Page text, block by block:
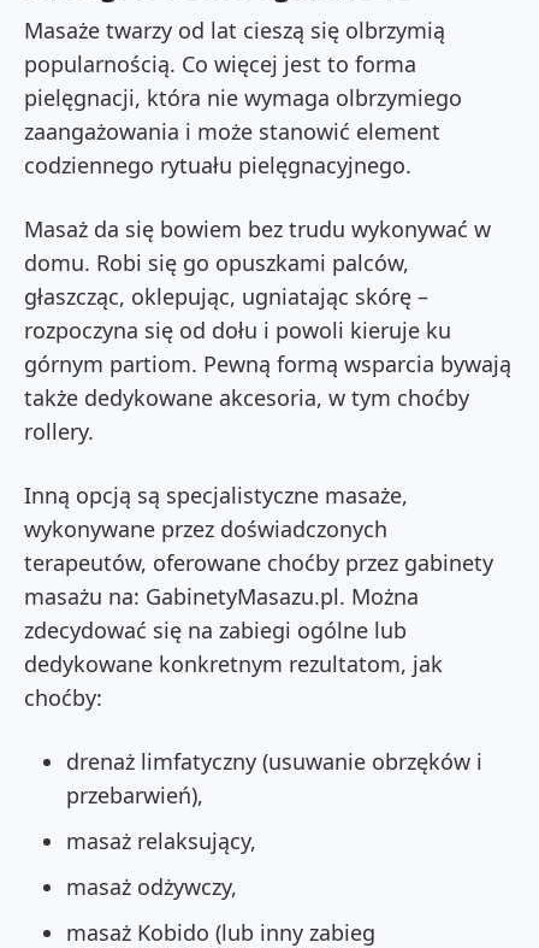
Masaże twarzy od lat cieszą się olbrzymią
popularnością. Co więcej jest to forma
pielęgnacji, która nie wymaga olbrzymiego
zaangażowania i może stanowić element
codziennego rytuału pielęgnacyjnego.
Masaż da się bowiem bez trudu wykonywać w
domu. Robi się go opuszkami palców,
głaszcząc, oklepując, ugniatając skórę –
rozpoczyna się od dołu i powoli kieruje ku
górnym partiom. Pewną formą wsparcia bywają
także dedykowane akcesoria, w tym choćby
rollery.
Inną opcją są specjalistyczne masaże,
wykonywane przez doświadczonych
terapeutów, oferowane choćby przez gabinety
masażu na: GabinetyMasazu.pl. Można
zdecydować się na zabiegi ogólne lub
dedykowane konkretnym rezultatom, jak
choćby:
drenaż limfatyczny (usuwanie obrzęków i
przebarwień),
masaż relaksujący,
masaż odżywczy,
masaż Kobido (lub inny zabieg